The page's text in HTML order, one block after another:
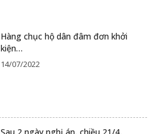
Hàng chục hộ dân đâm đơn khởi
kiện…
14/07/2022
Sau 2 ngày nghị án, chiều 21/4,